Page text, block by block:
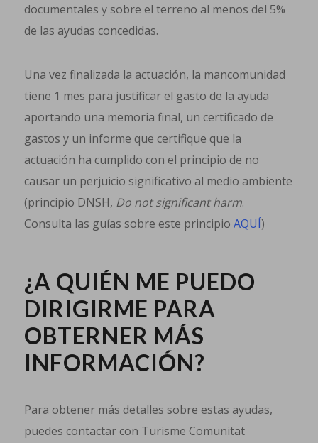
documentales y sobre el terreno al menos del 5%
de las ayudas concedidas.
Una vez finalizada la actuación, la mancomunidad
tiene 1 mes para justificar el gasto de la ayuda
aportando una memoria final, un certificado de
gastos y un informe que certifique que la
actuación ha cumplido con el principio de no
causar un perjuicio significativo al medio ambiente
(principio DNSH, Do not significant harm.
Consulta las guías sobre este principio AQUÍ)
¿A QUIÉN ME PUEDO
DIRIGIRME PARA
OBTERNER MÁS
INFORMACIÓN?
Para obtener más detalles sobre estas ayudas,
puedes contactar con Turisme Comunitat